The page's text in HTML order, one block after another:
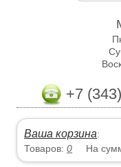
+7
Ваша корзина:
Товаров:0 На